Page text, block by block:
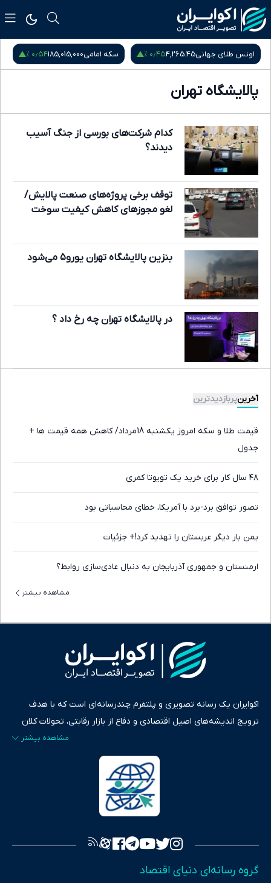
اونس طلای جهانی4,265.45۰٫۴۵ % سکه امامی185,015,000۰٫۵۴ %
پالایشگاه تهران
کدام شرکت‌های بورسی از جنگ آسیب
دیدند؟
توقف برخی پروژه‌های صنعت پالایش/
لغو مجوزهای کاهش کیفیت سوخت
بنزین پالایشگاه تهران یورو۵ می‌شود
در پالایشگاه تهران چه رخ داد ؟
آخرینپربازدیدترین
قیمت طلا و سکه امروز یکشنبه 18مرداد/ کاهش همه قیمت ها +
جدول
۴۸ سال کار برای خرید یک تویوتا کمری
تصور توافق برد-برد با آمریکا، خطای محاسباتی بود
یمن بار دیگر عربستان را تهدید کرد!+ جزئیات
ارمنستان و جمهوری آذربایجان به دنبال عادی‌سازی روابط؟
مشاهده بیشتر
اکوایران یک رسانه تصویری و پلتفرم چندرسانه‌ای است که با هدف
ترویج اندیشه‌های اصیل اقتصادی و دفاع از بازار رقابتی، تحولات کلان
ایران و جهان را در قالب‌های ویدیو، پادکست، متن و گزارش‌های تحلیلی
پایش می‌کند. این رسانه به عنوان منبعی دقیق و قابل اعتماد، فراتر از
اطلاع‌رسانی صرف، به تبیین سیاست‌ها و کارکردهای بازارهای مالی،
سرمایه‌گذاری، تجارت و حوزه‌های نوظهور می‌پردازد. اکوایران با پایبندی
به اصول «انصاف، امانت و صداقت»، بستری برای انعکاس آراء متنوع
تصویری شفاف از واقعیت‌های اقتصادی ارائه دهد. ما در اکوایران با
چالش‌های فقر و بیکاری را جست‌وجو کرده و در کنار تحلیل آمارها،
گروه رسانه‌ای دنیای اقتصاد